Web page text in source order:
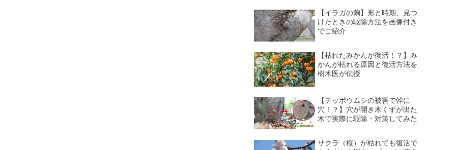
【イラガの繭】形と時期、見つ
けたときの駆除方法を画像付き
でご紹介
【枯れたみかんが復活！？】み
かんが枯れる原因と復活方法を
樹木医が伝授
【テッポウムシの被害で幹に
穴！？】穴が開き木くずが出た
木で実際に駆除・対策してみた
サクラ（桜）が枯れても復活で